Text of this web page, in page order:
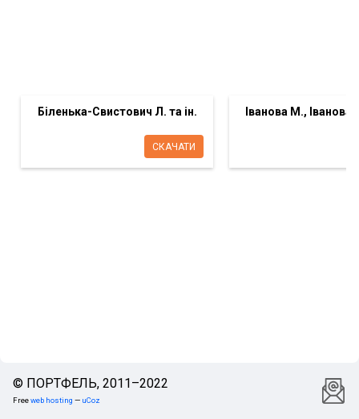
Біленька-Свистович Л. та ін.
СКАЧАТИ
Іванова М.,
© ПОРТФЕЛЬ, 2011–2022
Freeweb hosting — uCoz